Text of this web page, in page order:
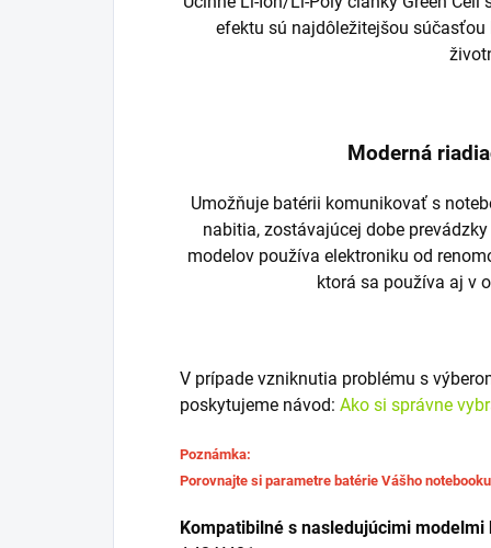
efektu sú najdôležitejšou
Moderná
Umožňuje batérii komunikovať s
nabitia, zostávajúcej dobe
modelov používa elektroniku od
ktorá sa používa aj v
V prípade vzniknutia problému s
poskytujeme návod: Ako si správne
Poznámka:
Porovnajte si parametre batérie Vášho
Kompatibilné s nasledujúcimi modelmi